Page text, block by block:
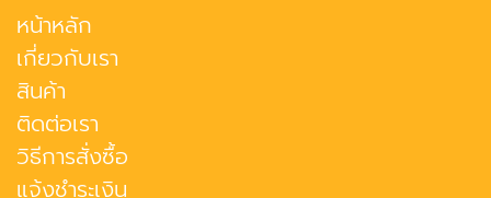
หน้าหลัก
เกี่ยวกับเรา
สินค้า
ติดต่อเรา
วิธีการสั่งซื้อ
แจ้งชำระเงิน